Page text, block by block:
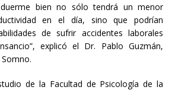
bien no sólo tendrá un menor
en el día, sino que podrían
de sufrir accidentes laborales
explicó el Dr. Pablo Guzmán,
de la Facultad de Psicología de la